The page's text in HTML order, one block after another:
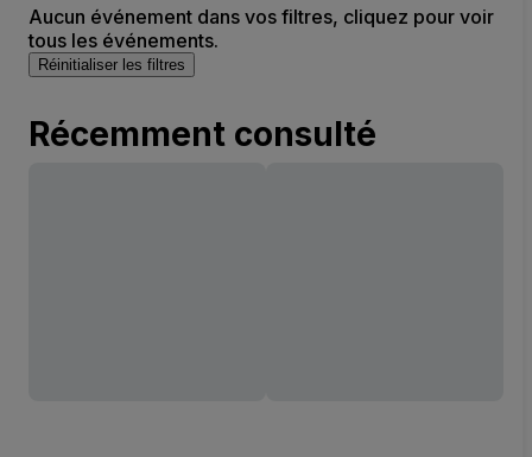
Aucun événement dans vos filtres, cliquez pour voir
tous les événements.
Réinitialiser les filtres
Récemment consulté